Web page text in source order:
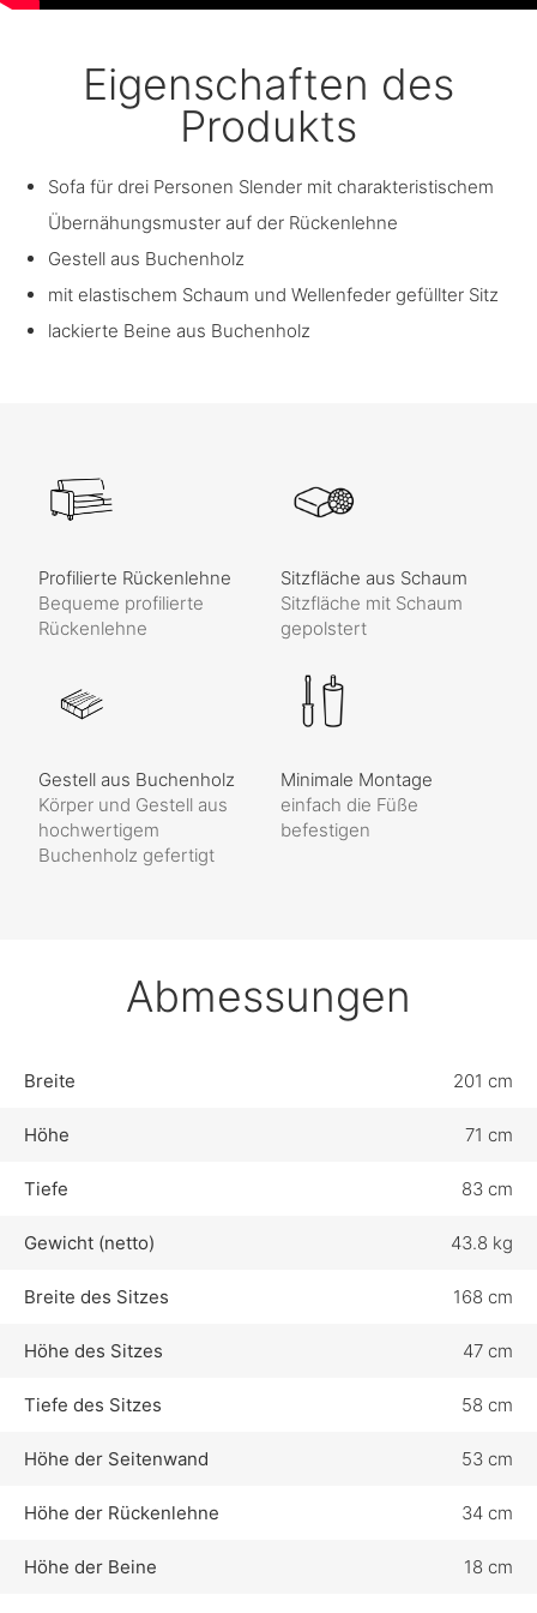
Eigenschaften des
Produkts
Sofa für drei Personen Slender mit charakteristischem
Übernähungsmuster auf der Rückenlehne
Gestell aus Buchenholz
mit elastischem Schaum und Wellenfeder gefüllter Sitz
lackierte Beine aus Buchenholz
Profilierte Rückenlehne
Bequeme profilierte
Rückenlehne
Sitzfläche aus Schaum
Sitzfläche mit Schaum
gepolstert
Gestell aus Buchenholz
Körper und Gestell aus
hochwertigem
Buchenholz gefertigt
Minimale Montage
einfach die Füße
befestigen
Abmessungen
Breite 201 cm
Höhe 71 cm
Tiefe 83 cm
Gewicht (netto) 43.8 kg
Breite des Sitzes 168 cm
Höhe des Sitzes 47 cm
Tiefe des Sitzes 58 cm
Höhe der Seitenwand 53 cm
Höhe der Rückenlehne 34 cm
Höhe der Beine 18 cm